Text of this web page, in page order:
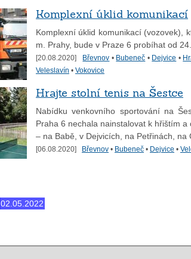
Komplexní úklid komunikací
Komplexní úklid komunikací (vozovek),
m. Prahy, bude v Praze 6 probíhat od
[20.08.2020] Břevnov • Bubeneč • Dejvice •
Veleslavín • Vokovice
Hrajte stolní tenis na Šestce
Nabídku venkovního sportování na
Praha 6 nechala nainstalovat k hřištím
– na Babě, v Dejvicích, na Petřinách, na
[06.08.2020] Břevnov • Bubeneč • Dejvice •
02.05.2022